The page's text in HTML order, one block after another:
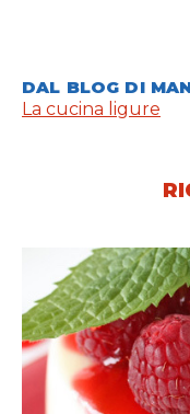
DAL BLOG DI
La cucina ligure